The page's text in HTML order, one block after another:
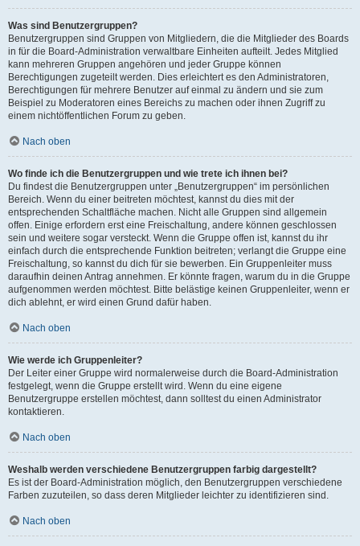
Was sind Benutzergruppen?
Benutzergruppen sind Gruppen von Mitgliedern, die die Mitglieder des Boards
in für die Board-Administration verwaltbare Einheiten aufteilt. Jedes Mitglied
kann mehreren Gruppen angehören und jeder Gruppe können
Berechtigungen zugeteilt werden. Dies erleichtert es den Administratoren,
Berechtigungen für mehrere Benutzer auf einmal zu ändern und sie zum
Beispiel zu Moderatoren eines Bereichs zu machen oder ihnen Zugriff zu
einem nichtöffentlichen Forum zu geben.
Nach oben
Wo finde ich die Benutzergruppen und wie trete ich ihnen bei?
Du findest die Benutzergruppen unter „Benutzergruppen“ im persönlichen
Bereich. Wenn du einer beitreten möchtest, kannst du dies mit der
entsprechenden Schaltfläche machen. Nicht alle Gruppen sind allgemein
offen. Einige erfordern erst eine Freischaltung, andere können geschlossen
sein und weitere sogar versteckt. Wenn die Gruppe offen ist, kannst du ihr
einfach durch die entsprechende Funktion beitreten; verlangt die Gruppe eine
Freischaltung, so kannst du dich für sie bewerben. Ein Gruppenleiter muss
daraufhin deinen Antrag annehmen. Er könnte fragen, warum du in die Gruppe
aufgenommen werden möchtest. Bitte belästige keinen Gruppenleiter, wenn er
dich ablehnt, er wird einen Grund dafür haben.
Nach oben
Wie werde ich Gruppenleiter?
Der Leiter einer Gruppe wird normalerweise durch die Board-Administration
festgelegt, wenn die Gruppe erstellt wird. Wenn du eine eigene
Benutzergruppe erstellen möchtest, dann solltest du einen Administrator
kontaktieren.
Nach oben
Weshalb werden verschiedene Benutzergruppen farbig dargestellt?
Es ist der Board-Administration möglich, den Benutzergruppen verschiedene
Farben zuzuteilen, so dass deren Mitglieder leichter zu identifizieren sind.
Nach oben